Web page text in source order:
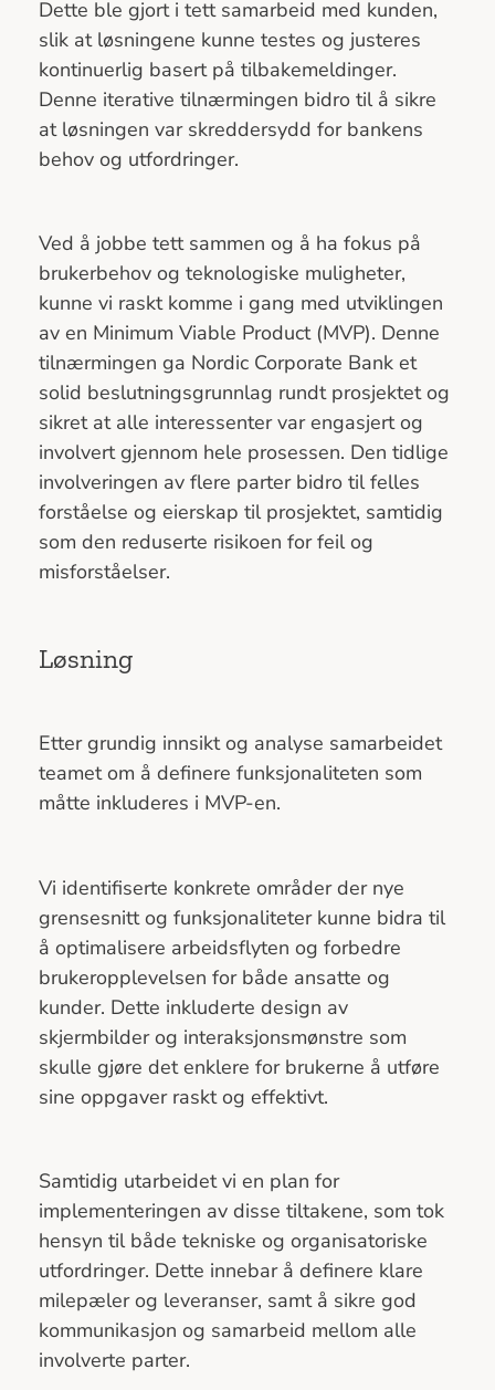
Dette ble gjort i tett samarbeid med kunden,
slik at løsningene kunne testes og justeres
kontinuerlig basert på tilbakemeldinger.
Denne iterative tilnærmingen bidro til å sikre
at løsningen var skreddersydd for bankens
behov og utfordringer.
Ved å jobbe tett sammen og å ha fokus på
brukerbehov og teknologiske muligheter,
kunne vi raskt komme i gang med utviklingen
av en Minimum Viable Product (MVP). Denne
tilnærmingen ga Nordic Corporate Bank et
solid beslutningsgrunnlag rundt prosjektet og
sikret at alle interessenter var engasjert og
involvert gjennom hele prosessen. Den tidlige
involveringen av flere parter bidro til felles
forståelse og eierskap til prosjektet, samtidig
som den reduserte risikoen for feil og
misforståelser.
Løsning
Etter grundig innsikt og analyse samarbeidet
teamet om å definere funksjonaliteten som
måtte inkluderes i MVP-en.
Vi identifiserte konkrete områder der nye
grensesnitt og funksjonaliteter kunne bidra til
å optimalisere arbeidsflyten og forbedre
brukeropplevelsen for både ansatte og
kunder. Dette inkluderte design av
skjermbilder og interaksjonsmønstre som
skulle gjøre det enklere for brukerne å utføre
sine oppgaver raskt og effektivt.
Samtidig utarbeidet vi en plan for
implementeringen av disse tiltakene, som tok
hensyn til både tekniske og organisatoriske
utfordringer. Dette innebar å definere klare
milepæler og leveranser, samt å sikre god
kommunikasjon og samarbeid mellom alle
involverte parter.